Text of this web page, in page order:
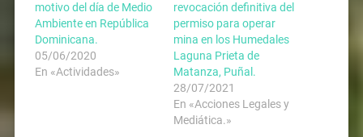
motivo del día de Medio
Ambiente en República
Dominicana.
05/06/2020
En «Actividades»
revocación definitiva del
permiso para operar
mina en los Humedales
Laguna Prieta de
Matanza, Puñal.
28/07/2021
En «Acciones Legales y
Mediática.»